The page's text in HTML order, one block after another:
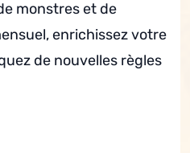
monstres et de
enrichissez votre
de nouvelles règles